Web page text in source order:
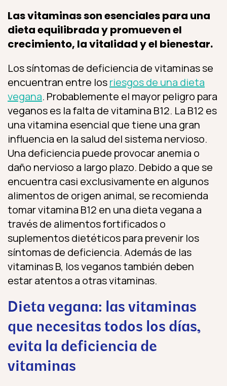
Las vitaminas son esenciales para una
dieta equilibrada y promueven el
crecimiento, la vitalidad y el bienestar.
Los síntomas de deficiencia de vitaminas se
encuentran entre losriesgos de una dieta
vegana. Probablemente el mayor peligro para
veganos es la falta de vitamina B12. La B12 es
una vitamina esencial que tiene una gran
influencia en la salud del sistema nervioso.
Una deficiencia puede provocar anemia o
daño nervioso a largo plazo. Debido a que se
encuentra casi exclusivamente en algunos
alimentos de origen animal, se recomienda
tomar vitamina B12 en una dieta vegana a
través de alimentos fortificados o
suplementos dietéticos para prevenir los
síntomas de deficiencia. Además de las
vitaminas B, los veganos también deben
estar atentos a otras vitaminas.
Dieta vegana: las vitaminas
que necesitas todos los días,
evita la deficiencia de
vitaminas